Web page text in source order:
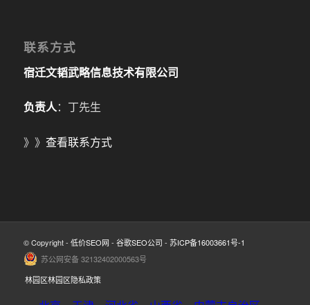
联系方式
宿迁文韬武略信息技术有限公司
负责人：丁先生
》》 查看联系方式
© Copyright - 低价SEO网 - 谷歌SEO公司 - 苏ICP备16003661号-1
苏公网安备 32132402000563号
林园区林园区隐私政策